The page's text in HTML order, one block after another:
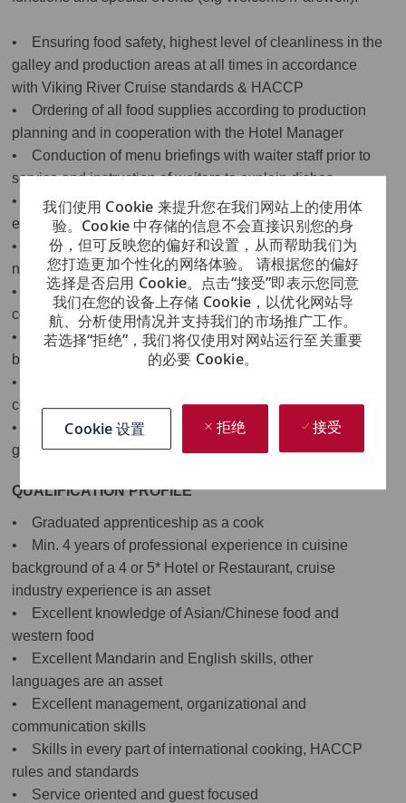
我们使用 Cookie 来提升您在我们网站上的使用体
验。Cookie 中存储的信息不会直接识别您的身
份，但可反映您的偏好和设置，从而帮助我们为
您打造更加个性化的网络体验。 请根据您的偏好
选择是否启用 Cookie。点击“接受”即表示您同意
我们在您的设备上存储 Cookie，以优化网站导
航、分析使用情况并支持我们的市场推广工作。
若选择“拒绝”，我们将仅使用对网站运行至关重要
的必要 Cookie。
Cookie 设置 拒绝 接受
• Ensuring food safety, highest level of cleanliness in the
galley and production areas at all times in accordance
with Viking River Cruise standards & HACCP
• Ordering of all food supplies according to production
planning and in cooperation with the Hotel Manager
• Conduction of menu briefings with waiter staff prior to
service and instruction of waiters to explain dishes
• Preparation of opening and closing ships at start and
end of season
• Supervision, motivation and training of the multi-
national galley crew
• Participation in loadings and conduction of quality
control
• Responsible for cost control and adherence to set
budgets
• Conduction of stock takes; inventory according to
company procedure
• Active participation in ship functions, socializing with
guests during meal times
QUALIFICATION PROFILE
• Graduated apprenticeship as a cook
• Min. 4 years of professional experience in cuisine
background of a 4 or 5* Hotel or Restaurant, cruise
industry experience is an asset
• Excellent knowledge of Asian/Chinese food and
western food
• Excellent Mandarin and English skills, other
languages are an asset
• Excellent management, organizational and
communication skills
• Skills in every part of international cooking, HACCP
rules and standards
• Service oriented and guest focused